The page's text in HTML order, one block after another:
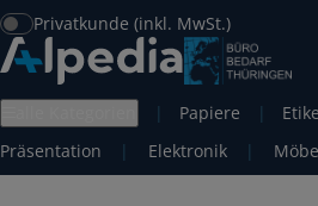
Privatkunde (inkl. MwSt.)
| Papiere |
Präsentation
| Elektronik |